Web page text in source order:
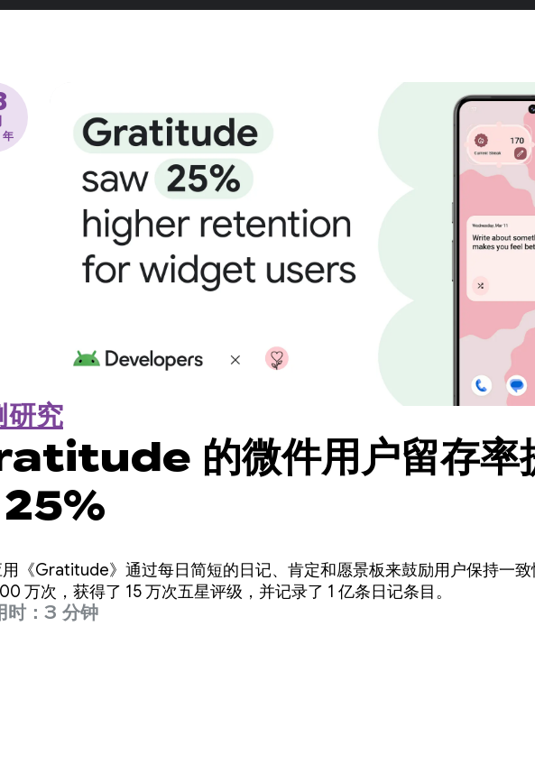
研究
的微件用户留存率
25%
《Gratitude》通过每日简短的日记、肯定和愿景板来鼓励用户保持一
万次，获得了 15 万次五星评级，并记录了 1 亿条日记条目。
时：3 分钟